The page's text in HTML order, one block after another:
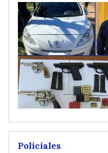
Policiales